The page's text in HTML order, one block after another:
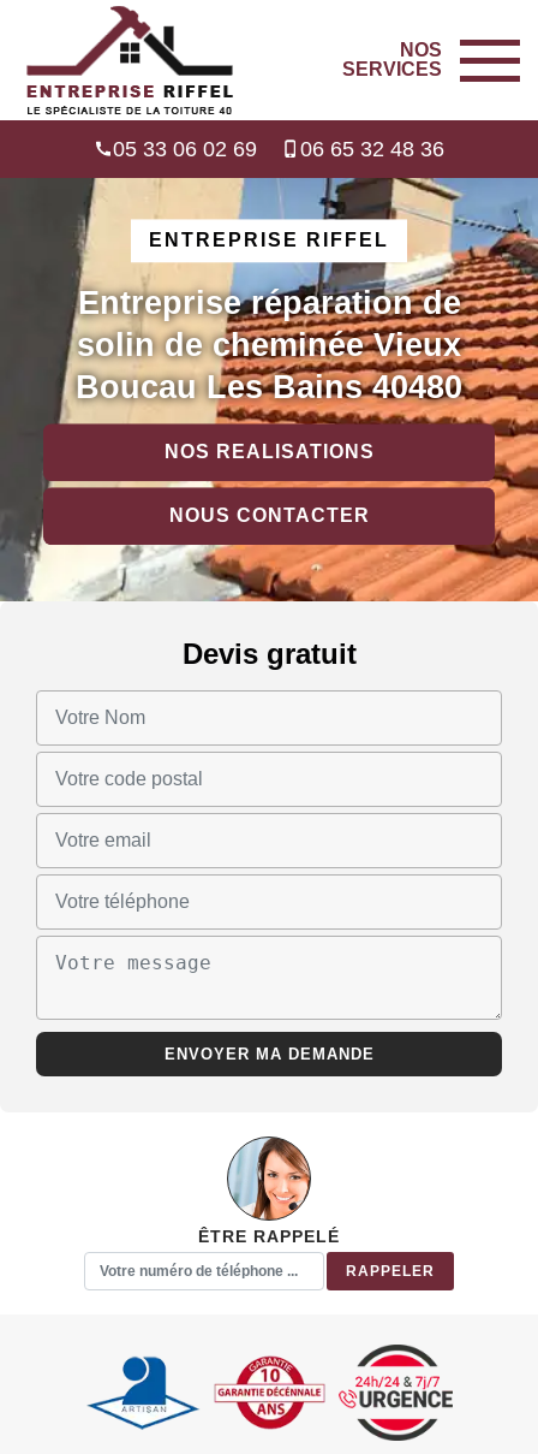
NOS
SERVICES
05 33 06 02 69 06 65 32 48 36
ENTREPRISE RIFFEL
Entreprise réparation de
solin de cheminée Vieux
Boucau Les Bains 40480
NOS REALISATIONS
NOUS CONTACTER
Devis gratuit
ÊTRE RAPPELÉ